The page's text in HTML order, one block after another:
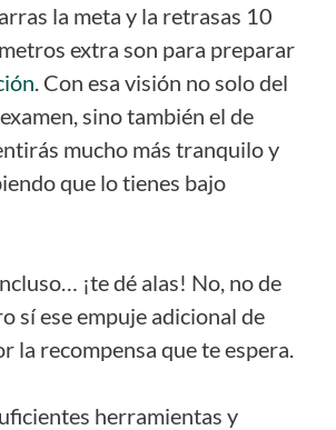
la meta y la retrasas 10
extra son para preparar
. Con esa visión no solo del
sino también el de
mucho más tranquilo y
que lo tienes bajo
¡te dé alas! No, no de
sí ese empuje adicional de
la recompensa que te espera.
herramientas y